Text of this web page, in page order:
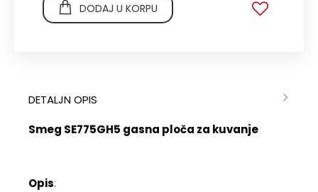
DODAJ U KORPU
DETALJN OPIS
Smeg SE775GH5 gasna ploča za kuvanje
Opis: